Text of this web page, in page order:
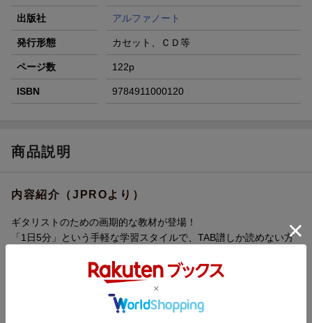
出版社 アルファノート
発行形態 カセット、ＣＤ等
ページ数 122p
ISBN 9784911000120
商品説明
内容紹介（JPROより）
ギタリストのための画期的な教材が登場！
「1日5分」という手軽な学習スタイルで、TAB譜しか読めない方
なんとなく独学でギターを続けて、ギターの技術はある程度自信
があるのに、五線譜からは逃げてきた・・そんなギタリストは意
五線譜が読めると、世界中の楽譜や他の楽器の楽譜も読めるし、